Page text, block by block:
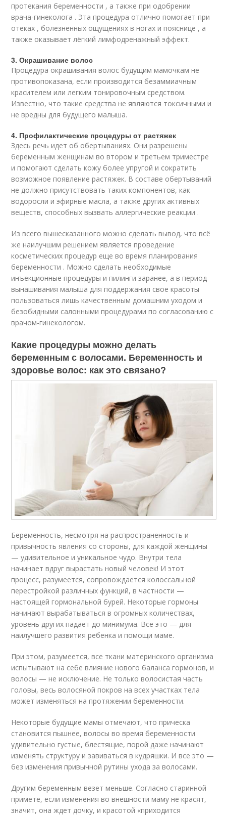
протекания беременности , а также при одобрении
врача-гинеколога . Эта процедура отлично помогает при
отеках , болезненных ощущениях в ногах и пояснице , а
также оказывает лёгкий лимфодренажный эффект.
3. Окрашивание волос
Процедура окрашивания волос будущим мамочкам не
противопоказана, если производится безаммиачным
красителем или легким тонировочным средством.
Известно, что такие средства не являются токсичными и
не вредны для будущего малыша.
4. Профилактические процедуры от растяжек
Здесь речь идет об обертываниях. Они разрешены
беременным женщинам во втором и третьем триместре
и помогают сделать кожу более упругой и сократить
возможное появление растяжек. В составе обертываний
не должно присутствовать таких компонентов, как
водоросли и эфирные масла, а также других активных
веществ, способных вызвать аллергические реакции .
Из всего вышесказанного можно сделать вывод, что всё
же наилучшим решением является проведение
косметических процедур еще во время планирования
беременности . Можно сделать необходимые
инъекционные процедуры и пилинги заранее, а в период
вынашивания малыша для поддержания свое красоты
пользоваться лишь качественным домашним уходом и
безобидными салонными процедурами по согласованию с
врачом-гинекологом.
Какие процедуры можно делать
беременным с волосами. Беременность и
здоровье волос: как это связано?
Беременность, несмотря на распространенность и
привычность явления со стороны, для каждой женщины
— удивительное и уникальное чудо. Внутри тела
начинает вдруг вырастать новый человек! И этот
процесс, разумеется, сопровождается колоссальной
перестройкой различных функций, в частности —
настоящей гормональной бурей. Некоторые гормоны
начинают вырабатываться в огромных количествах,
уровень других падает до минимума. Все это — для
наилучшего развития ребенка и помощи маме.
При этом, разумеется, все ткани материнского организма
испытывают на себе влияние нового баланса гормонов, и
волосы — не исключение. Не только волосистая часть
головы, весь волосяной покров на всех участках тела
может изменяться на протяжении беременности.
Некоторые будущие мамы отмечают, что прическа
становится пышнее, волосы во время беременности
удивительно густые, блестящие, порой даже начинают
изменять структуру и завиваться в кудряшки. И все это —
без изменения привычной рутины ухода за волосами.
Другим беременным везет меньше. Согласно старинной
примете, если изменения во внешности маму не красят,
значит, она ждет дочку, и красотой «приходится